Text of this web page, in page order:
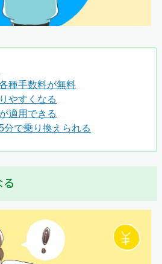
種手数料が無料
やすくなる
適用できる
分で乗り換えられる